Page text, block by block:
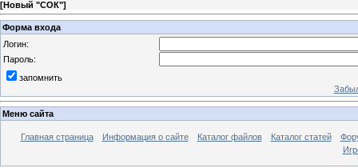
[Новый "СОК"]
Форма входа
Логин:
Пароль:
запомнить
Меню сайта
Главная страница Информация о сайте Каталог файлов Каталог статей